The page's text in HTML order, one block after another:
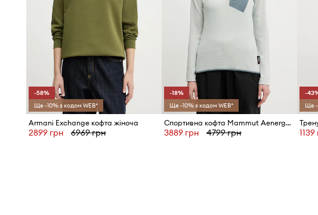
-58%
Ще -10% з кодом WEB*
Armani Exchange кофта жіноча
2899 грн 6969 грн
-18%
Ще -10% з кодом WEB*
Спортивна кофта Mammut Aenergy Light
3889 грн 4799 грн
-
Ще -